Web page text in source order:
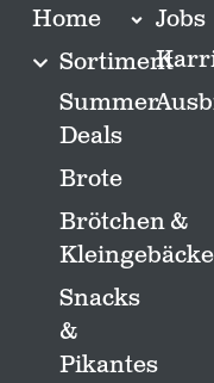
Home
Sortiment
Summer
Deals
Brote
Brötchen &
Kleingebäcke
Snacks
&
Pikantes
Jobs